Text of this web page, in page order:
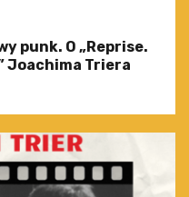
punk. O „Reprise.
Joachima Triera